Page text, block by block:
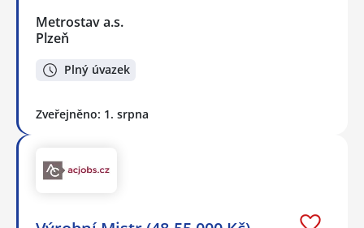
Metrostav a.s.
Plzeň
Plný úvazek
Zveřejněno: 1. srpna